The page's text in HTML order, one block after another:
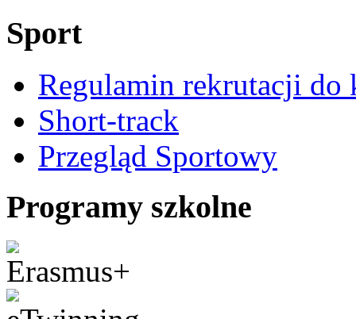
Sport
Regulamin rekrutacji do
Short-track
Przegląd Sportowy
Programy szkolne